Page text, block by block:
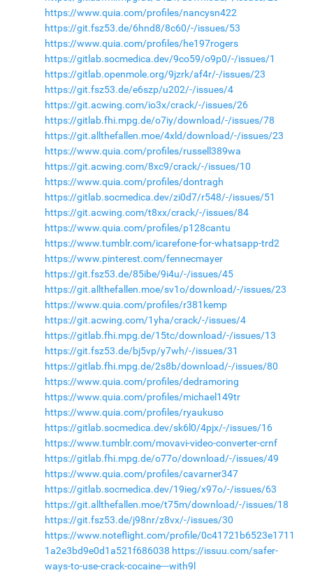
https://www.quia.com/profiles/nancysn422
https://git.fsz53.de/6hnd8/8c60/-/issues/53
https://www.quia.com/profiles/he197rogers
https://gitlab.socmedica.dev/9co59/o9p0/-/issues/1
https://gitlab.openmole.org/9jzrk/af4r/-/issues/23
https://git.fsz53.de/e6szp/u202/-/issues/4
https://git.acwing.com/io3x/crack/-/issues/26
https://gitlab.fhi.mpg.de/o7iy/download/-/issues/78
https://git.allthefallen.moe/4xld/download/-/issues/23
https://www.quia.com/profiles/russell389wa
https://git.acwing.com/8xc9/crack/-/issues/10
https://www.quia.com/profiles/dontragh
https://gitlab.socmedica.dev/zi0d7/r548/-/issues/51
https://git.acwing.com/t8xx/crack/-/issues/84
https://www.quia.com/profiles/p128cantu
https://www.tumblr.com/icarefone-for-whatsapp-trd2
https://www.pinterest.com/fennecmayer
https://git.fsz53.de/85ibe/9i4u/-/issues/45
https://git.allthefallen.moe/sv1o/download/-/issues/23
https://www.quia.com/profiles/r381kemp
https://git.acwing.com/1yha/crack/-/issues/4
https://gitlab.fhi.mpg.de/15tc/download/-/issues/13
https://git.fsz53.de/bj5vp/y7wh/-/issues/31
https://gitlab.fhi.mpg.de/2s8b/download/-/issues/80
https://www.quia.com/profiles/dedramoring
https://www.quia.com/profiles/michael149tr
https://www.quia.com/profiles/ryaukuso
https://gitlab.socmedica.dev/sk6l0/4pjx/-/issues/16
https://www.tumblr.com/movavi-video-converter-crnf
https://gitlab.fhi.mpg.de/o77o/download/-/issues/49
https://www.quia.com/profiles/cavarner347
https://gitlab.socmedica.dev/19ieg/x97o/-/issues/63
https://git.allthefallen.moe/t75m/download/-/issues/18
https://git.fsz53.de/j98nr/z8vx/-/issues/30
https://www.noteflight.com/profile/0c41721b6523e1711
1a2e3bd9e0d1a521f686038 https://issuu.com/safer-
ways-to-use-crack-cocaine---with9l